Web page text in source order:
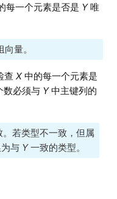
每一个元素是否是 Y唯
量。
查 X中的每一个元素是
必须与 Y中主键列的
若类型不一致，但属
与 Y一致的类型。